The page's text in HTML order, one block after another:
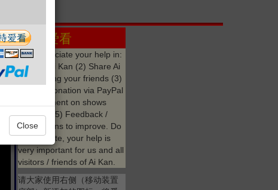
点赞 爱看
We appreciate your help in:
(1) Like Ai Kan (2) Share Ai
Kan among your friends (3)
Make a donation via PayPal
(4) Comment on shows
watched (5) Feedback /
suggestions to improve. Do
not hesitate, your help is
very important for us and all
visitors / friends of Ai Kan.
请大家使用右侧（移动装置
看 ❤️
Close